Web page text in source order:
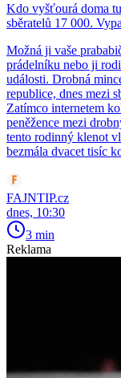
Kdo vyšťourá doma
sběratelů 17 000.
Možná ji vaše
prádelníku nebo ji
události. Drobná
republice, dnes mezi
Zatímco internetem
peněžence mezi
tento rodinný klenot
bezmála dvacet tisíc
FAJNTIP.cz
dnes, 10:30
3 min
Reklama